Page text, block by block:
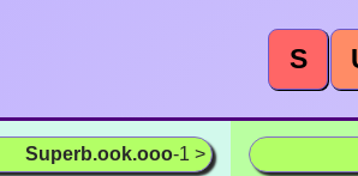
S
Superb.ook.ooo-1 >